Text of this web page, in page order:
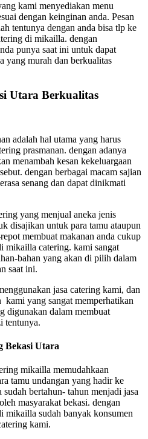
kami menyediakan menu
dengan keinginan anda. Pesan
tentunya dengan anda bisa tlp ke
di mikailla. dengan
punya saat ini untuk dapat
yang murah dan berkualitas
Utara Berkualitas
adalah hal utama yang harus
prasmanan. dengan adanya
menambah kesan kekeluargaan
dengan berbagai macam sajian
senang dan dapat dinikmati
yang menjual aneka jenis
disajikan untuk para tamu ataupun
membuat makanan anda cukup
mikailla catering. kami sangat
bahan yang akan di pilih dalam
saat ini.
jasa catering kami, dan
kami yang sangat memperhatikan
digunakan dalam membuat
tentunya.
Bekasi Utara
mikailla memudahkaan
tamu undangan yang hadir ke
bertahun- tahun menjadi jasa
masyarakat bekasi. dengan
mikailla sudah banyak konsumen
kami.